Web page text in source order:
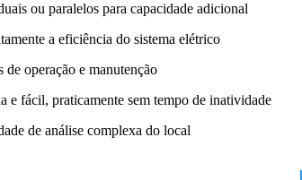
ou paralelos para capacidade adicional
a eficiência do sistema elétrico
de operação e manutenção
e fácil, praticamente sem tempo de inatividade
de análise complexa do local